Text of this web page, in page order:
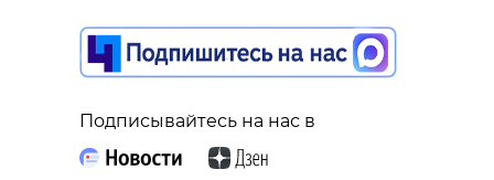
Подписывайтесь на нас в
александр дрозденко
!видео
Поделиться статьей: